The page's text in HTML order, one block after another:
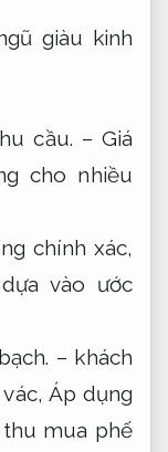
giàu kinh
cầu. – Giá
cho nhiều
chính xác,
vào ước
– khách
Áp dụng
mua phế